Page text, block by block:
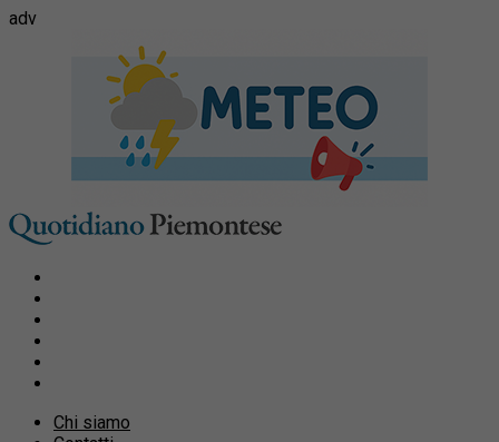
adv
Chi siamo